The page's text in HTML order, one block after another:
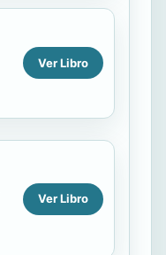
Ver Libro
Ver Libro